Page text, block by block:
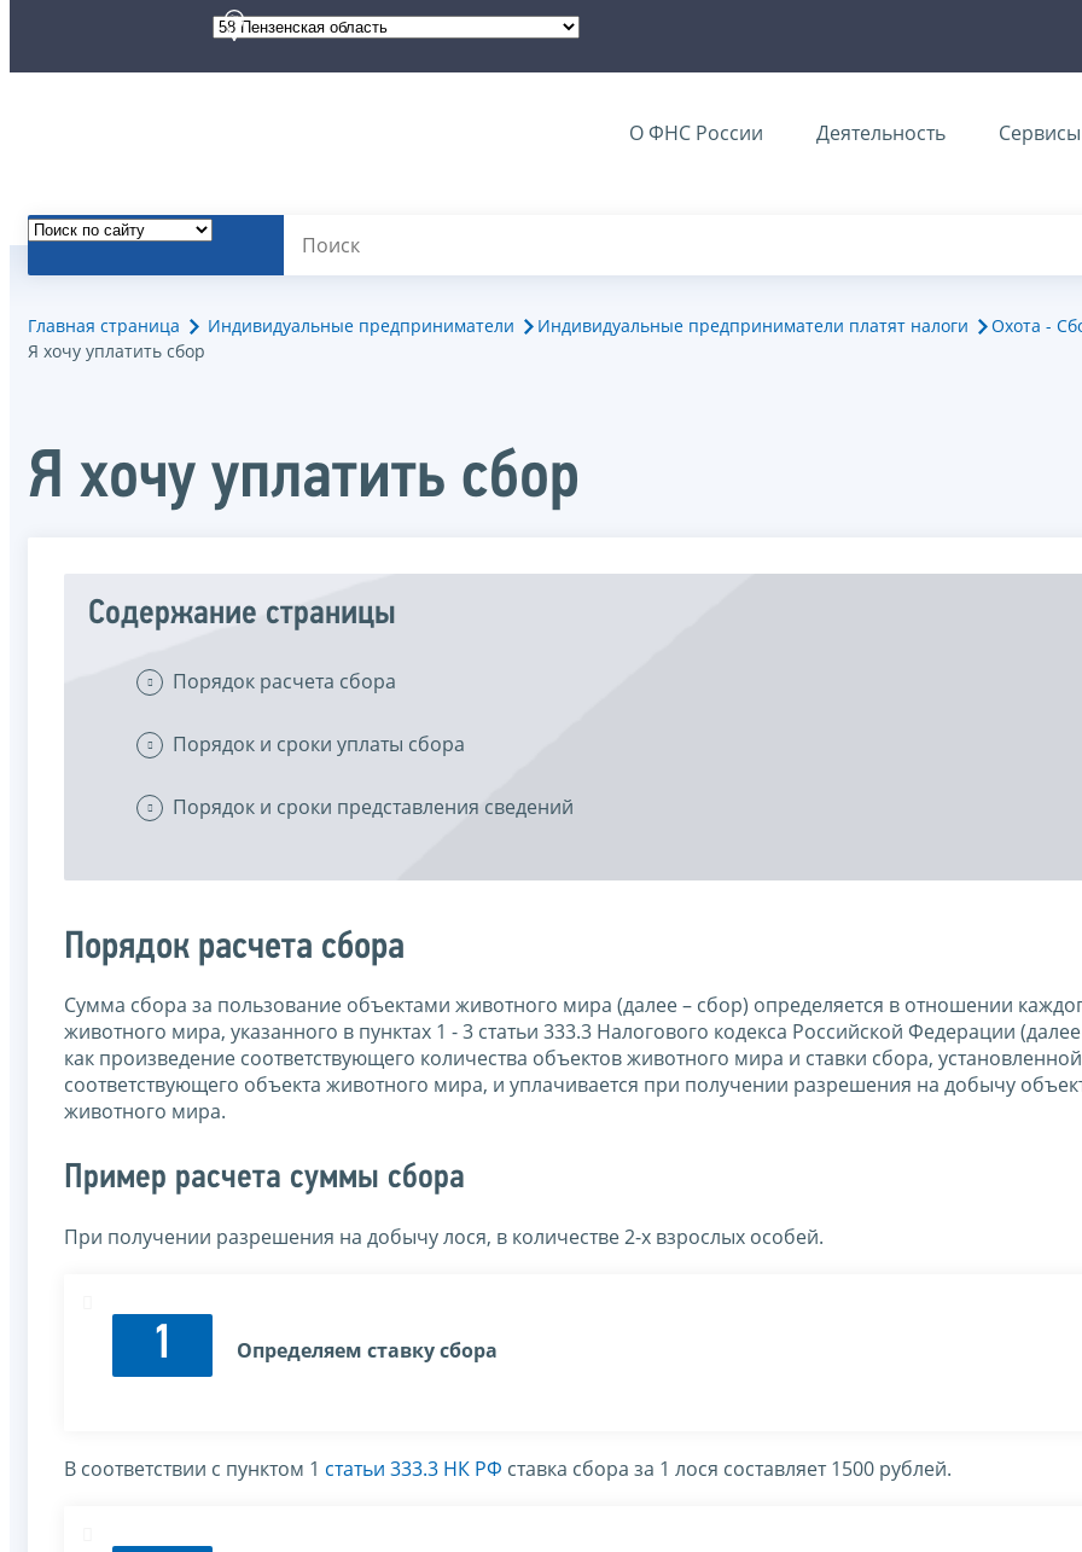
О ФНС России Деятельность Сервисы
Главная страница Индивидуальные предприниматели Индивидуальные предприниматели платят налоги
Охота -
Я хочу уплатить сбор
Я хочу уплатить сбор
Содержание страницы
Порядок расчета сбора
Порядок и сроки уплаты сбора
Порядок и сроки представления сведений
Порядок расчета сбора
Сумма сбора за пользование объектами животного мира (далее – сбор) определяется в отношении
животного мира, указанного в пунктах 1 - 3 статьи 333.3 Налогового кодекса Российской Федерации
как произведение соответствующего количества объектов животного мира и ставки сбора,
соответствующего объекта животного мира, и уплачивается при получении разрешения на добычу
животного мира.
Пример расчета суммы сбора
При получении разрешения на добычу лося, в количестве 2-х взрослых особей.
1 Определяем ставку сбора
В соответствии с пунктом 1 статьи 333.3 НК РФ ставка сбора за 1 лося составляет 1500 рублей.